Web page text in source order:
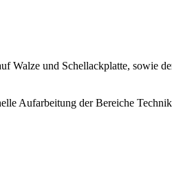
Walze und Schellackplatte, sowie
Aufarbeitung der Bereiche